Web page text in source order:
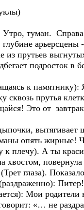
Утро, туман.
арьерсцены
из прутьев
подросток в
к
сквозь прутья
Это от
опять жирные!
к плечу). А ты
хвостом,
глаза).
Мои родители
«… не